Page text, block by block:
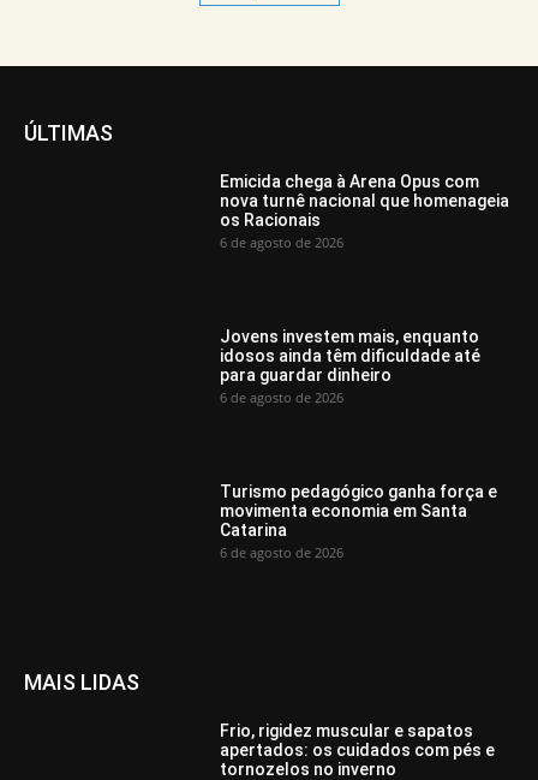
ÚLTIMAS
Emicida chega à Arena Opus com
nova turnê nacional que homenageia
os Racionais
6 de agosto de 2026
Jovens investem mais, enquanto
idosos ainda têm dificuldade até
para guardar dinheiro
6 de agosto de 2026
Turismo pedagógico ganha força e
movimenta economia em Santa
Catarina
6 de agosto de 2026
MAIS LIDAS
Frio, rigidez muscular e sapatos
apertados: os cuidados com pés e
tornozelos no inverno